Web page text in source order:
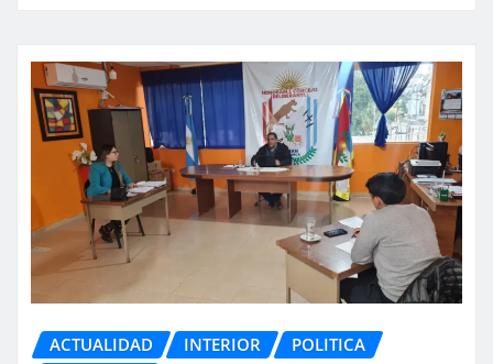
ACTUALIDAD INTERIOR
POLITICA